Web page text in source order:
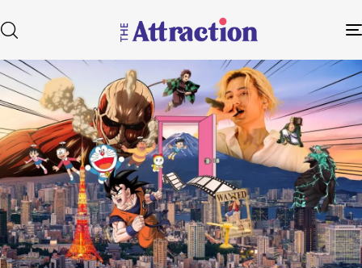
Type and hit enter
Author
Published
on:
Published
in: